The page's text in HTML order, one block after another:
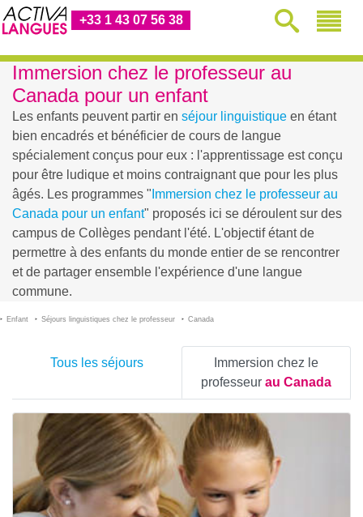
+33 1 43 07 56 38
Immersion chez le professeur au
Canada pour un enfant
Les enfants peuvent partir en séjour linguistique en étant
bien encadrés et bénéficier de cours de langue
spécialement conçus pour eux : l'apprentissage est conçu
pour être ludique et moins contraignant que pour les plus
âgés. Les programmes " Immersion chez le professeur au
Canada pour un enfant" proposés ici se déroulent sur des
campus de Collèges pendant l'été. L'objectif étant de
permettre à des enfants du monde entier de se rencontrer
et de partager ensemble l'expérience d'une langue
commune.
Enfant Séjours linguistiques chez le professeur Canada
Tous les séjours
Immersion chez le
professeur au Canada